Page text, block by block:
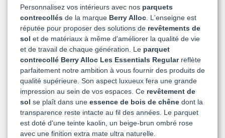
Personnalisez vos intérieurs avec nos parquets
contrecollés de la marque Berry Alloc . L'enseigne est
réputée pour proposer des solutions de revêtements de
sol et de matériaux à même d'améliorer la qualité de vie
et de travail de chaque génération. Le parquet
contrecollé Berry Alloc Les Essentials Regularreflète
parfaitement notre ambition à vous fournir des produits de
qualité supérieure. Son aspect luxueux fera une grande
impression au sein de vos espaces. Ce revêtement de
sol se plaît dans une essence de bois de chêne dont la
transparence reste intacte au fil des années. Le parquet
est doté d'une teinte kaolin, un beige-brun ombré rose
avec une finition extra mate ultra naturelle.
Note du magasin sur Google